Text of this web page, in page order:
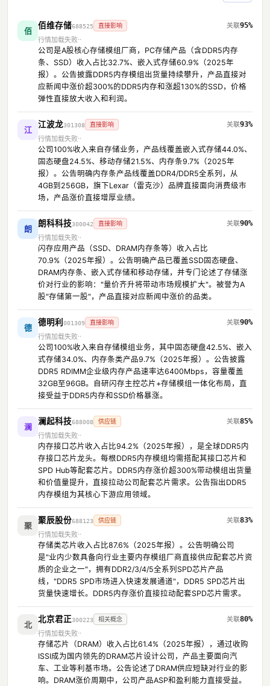
佰
佰维存储688525 直接影响
95%
行情加载失败
公司是A股核心存储模组厂商，PC存储产品（含DDR5内存
条、SSD）收入占比32.7%、嵌入式存储60.9%（2025年
报）。公告披露DDR5内存模组出货量持续攀升，产品直接对
应新闻中涨价超300%的DDR5内存和涨超130%的SSD，价格
弹性直接放大收入和利润。
江
江波龙301308 直接影响
93%
行情加载失败
公司100%收入来自存储业务，产品线覆盖嵌入式存储44.0%、
固态硬盘24.5%、移动存储21.5%、内存条9.7%（2025年
报）。公告明确内存条产品线覆盖DDR4/DDR5全系列，从
4GB到256GB，旗下Lexar（雷克沙）品牌直接面向消费级市
场，产品涨价直接增厚业绩。
朗
朗科科技300042 直接影响
90%
行情加载失败
闪存应用产品（SSD、DRAM内存条等）收入占比
70.9%（2025年报）。公告明确产品已覆盖SSD固态硬盘、
DRAM内存条、嵌入式存储和移动存储，并专门论述了存储涨
价对行业的影响："量价齐升将带动市场规模扩大"。被誉为A
股"存储第一股"，产品直接对应新闻中涨价的品类。
德
德明利 001309 直接影响
90%
行情加载失败
公司100%收入来自存储模组业务，其中固态硬盘42.5%、嵌入
式存储34.0%、内存条类产品9.7%（2025年报）。公告披露
DDR5 RDIMM企业级内存产品速率达6400Mbps，容量覆盖
32GB至96GB。自研闪存主控芯片+存储模组一体化布局，直
接受益于DDR5内存和SSD价格暴涨。
澜
澜起科技688008 供应链
85%
行情加载失败
内存接口芯片收入占比94.2%（2025年报），是全球DDR5内
存接口芯片龙头。每根DDR5内存模组均需搭配其接口芯片和
SPD Hub等配套芯片。DDR5内存涨价超300%带动模组出货量
和价值量提升，直接拉动公司配套芯片需求。公告指出DDR5
内存模组为其核心下游应用领域。
聚
聚辰股份688123 供应链
83%
行情加载失败
存储类芯片收入占比87.6%（2025年报）。公告明确公司
是"业内少数具备向行业主要内存模组厂商直接供应配套芯片资
质的企业之一"，拥有DDR2/3/4/5全系列SPD芯片产品
线，"DDR5 SPD市场进入快速发展通道"，DDR5 SPD芯片出
货量快速增长。DDR5内存涨价直接拉动配套SPD芯片需求。
北
北京君正300223 相关概念
80%
行情加载失败
存储芯片（DRAM）收入占比61.4%（2025年报），通过收购
ISSI成为国内领先的DRAM芯片设计公司，产品主要面向汽
车、工业等利基市场。公告论述了DRAM供应短缺对行业的影
响。DRAM涨价周期中，公司产品ASP和盈利能力直接受益。